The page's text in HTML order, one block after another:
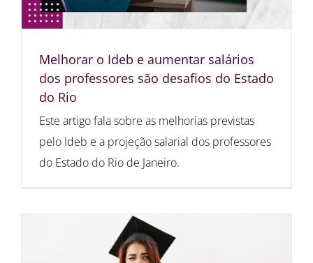
Melhorar o Ideb e aumentar salários
dos professores são desafios do Estado
do Rio
Este artigo fala sobre as melhorias previstas
pelo Ideb e a projeção salarial dos professores
do Estado do Rio de Janeiro.